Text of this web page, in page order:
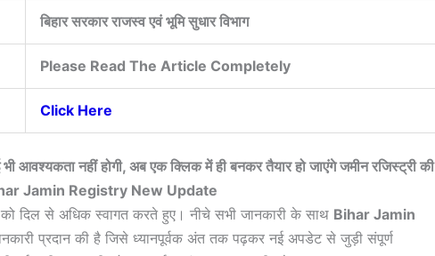
बिहार सरकार राजस्व एवं भूमि सुधार विभाग
Please Read The Article Completely
Click Here
आवश्यकता नहीं होगी, अब एक क्लिक में ही बनकर तैयार हो जाएंगे जमीन रजिस्ट्री की
Jamin Registry New Update
दिल से अधिक स्वागत करते हुए। नीचे सभी जानकारी के साथ Bihar Jamin
प्रदान की है जिसे ध्यानपूर्वक अंत तक पढ़कर नई अपडेट से जुड़ी संपूर्ण